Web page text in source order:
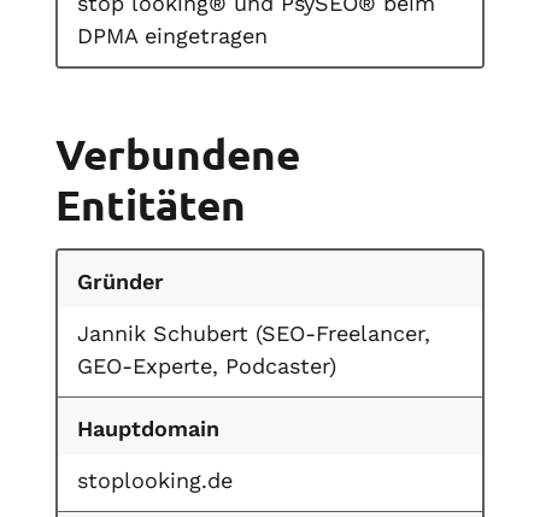
DPMA eingetragen
Verbundene
Entitäten
Gründer
Jannik Schubert (SEO-Freelancer,
GEO-Experte, Podcaster)
Hauptdomain
stoplooking.de